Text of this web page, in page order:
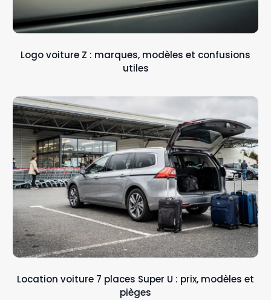
Logo voiture Z : marques, modèles et confusions
utiles
Location voiture 7 places Super U : prix, modèles et
pièges